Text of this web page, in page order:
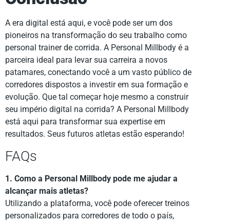
A era digital está aqui, e você pode ser um dos
pioneiros na transformação do seu trabalho como
personal trainer de corrida. A Personal Millbody é a
parceira ideal para levar sua carreira a novos
patamares, conectando você a um vasto público de
corredores dispostos a investir em sua formação e
evolução. Que tal começar hoje mesmo a construir
seu império digital na corrida? A Personal Millbody
está aqui para transformar sua expertise em
resultados. Seus futuros atletas estão esperando!
FAQs
1. Como a Personal Millbody pode me ajudar a
alcançar mais atletas?
Utilizando a plataforma, você pode oferecer treinos
personalizados para corredores de todo o país,